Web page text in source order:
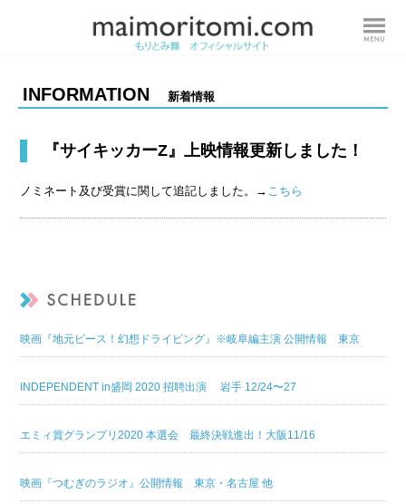
INFORMATION 新着情報
『サイキッカーZ』上映情報更新しました！
ノミネート及び受賞に関して追記しました。→ こちら
映画『地元ピース！幻想ドライビング』※岐阜編主演 公開情報 東京
INDEPENDENT in盛岡 2020 招聘出演 岩手 12/24〜27
エミィ賞グランプリ2020 本選会 最終決戦進出！大阪11/16
映画『つむぎのラジオ』公開情報 東京・名古屋 他